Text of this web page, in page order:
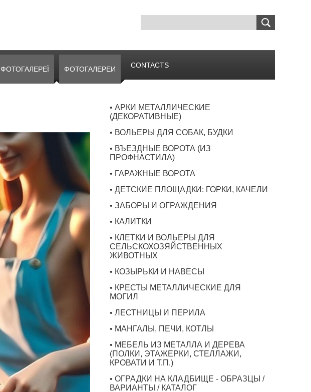
ФОТОГАЛЕРЕЇ ФОТОГАЛЕРЕИ CONTACTS
• АРКИ МЕТАЛЛИЧЕСКИЕ
(ДЕКОРАТИВНЫЕ)
• ВОЛЬЕРЫ ДЛЯ СОБАК, БУДКИ
• ВЪЕЗДНЫЕ ВОРОТА (ИЗ
ПРОФНАСТИЛА)
• ГАРАЖНЫЕ ВОРОТА
• ДЕТСКИЕ ПЛОЩАДКИ: ГОРКИ, КАЧЕЛИ
• ЗАБОРЫ И ОГРАЖДЕНИЯ
• КАЛИТКИ
• КЛЕТКИ И ВОЛЬЕРЫ ДЛЯ
СЕЛЬСКОХОЗЯЙСТВЕННЫХ
ЖИВОТНЫХ
• КОЗЫРЬКИ И НАВЕСЫ
• КРЕСТЫ МЕТАЛЛИЧЕСКИЕ ДЛЯ
МОГИЛ
• ЛЕСТНИЦЫ И ПЕРИЛА
• МАНГАЛЫ, ПЕЧИ, КОТЛЫ
• МЕБЕЛЬ ИЗ МЕТАЛЛА И ДЕРЕВА
(ПОЛКИ, ЭТАЖЕРКИ, СТЕЛЛАЖИ,
КРОВАТИ И Т.П.)
• ОГРАДКИ НА КЛАДБИЩЕ - ОБРАЗЦЫ /
ВАРИАНТЫ / КАТАЛОГ